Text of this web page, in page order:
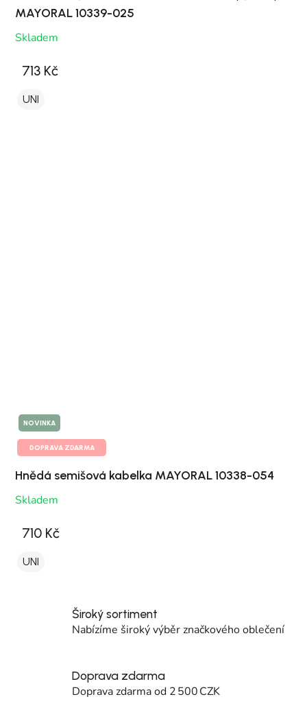
MAYORAL 10339-025
Skladem
713 Kč
UNI
NOVINKA
DOPRAVA ZDARMA
Hnědá semišová kabelka MAYORAL 10338-054
Skladem
710 Kč
UNI
Široký sortiment
Nabízíme široký výběr značkového oblečení
Doprava zdarma
Doprava zdarma od 2 500 CZK